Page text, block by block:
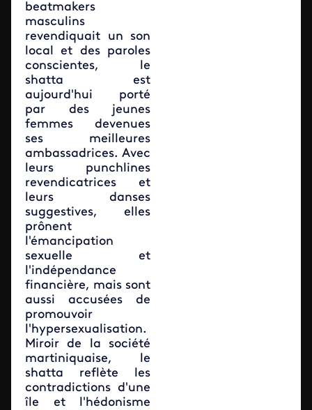
beatmakers
masculins
revendiquait un son
local et des paroles
conscientes, le
shatta est
aujourd'hui porté
par des jeunes
femmes devenues
ses meilleures
ambassadrices. Avec
leurs punchlines
revendicatrices et
leurs danses
suggestives, elles
prônent
l'émancipation
sexuelle et
l'indépendance
financière, mais sont
aussi accusées de
promouvoir
l'hypersexualisation.
Miroir de la société
martiniquaise, le
shatta reflète les
contradictions d'une
île et l'hédonisme